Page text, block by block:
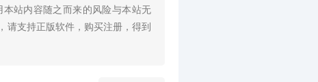
站内容随之而来的风险与本站无
请支持正版软件，购买注册，得到